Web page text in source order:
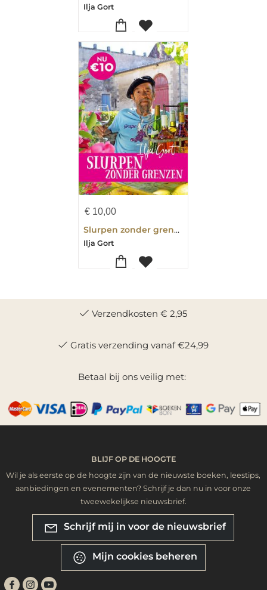
Ilja Gort
€ 10,00
Slurpen zonder grenzen
Ilja Gort
Verzendkosten € 2,95
Gratis verzending vanaf €24,99
Betaal bij ons veilig met:
BLIJF OP DE HOOGTE
Wil je als eerste op de hoogte zijn van de nieuwste boeken, leestips,
aanbiedingen en evenementen? Schrijf je dan nu in voor onze
tweewekelijkse nieuwsbrief.
Schrijf mij in voor de nieuwsbrief
Mijn cookies beheren